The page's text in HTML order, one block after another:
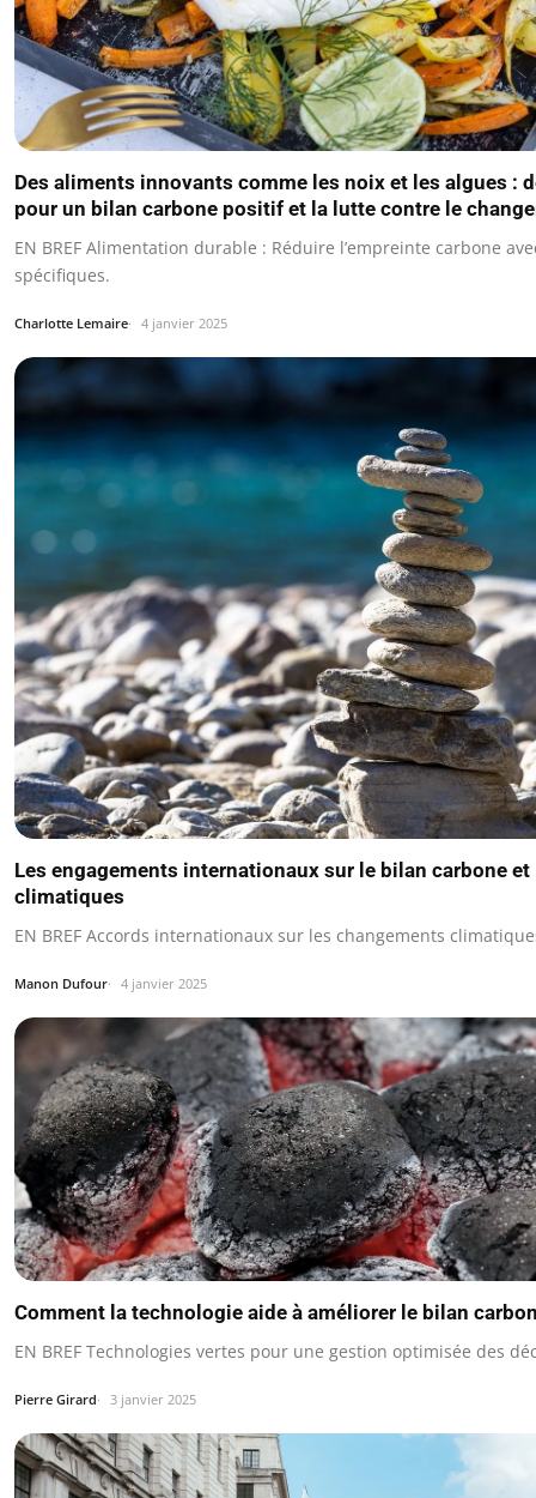
Des aliments innovants comme les noix et les algues :
pour un bilan carbone positif et la lutte contre le
EN BREF Alimentation durable : Réduire l’empreinte carbone
spécifiques.
Charlotte Lemaire 4 janvier 2025
Les engagements internationaux sur le bilan carbone
climatiques
EN BREF Accords internationaux sur les changements
Manon Dufour 4 janvier 2025
Comment la technologie aide à améliorer le bilan
EN BREF Technologies vertes pour une gestion optimisée des
Pierre Girard 3 janvier 2025